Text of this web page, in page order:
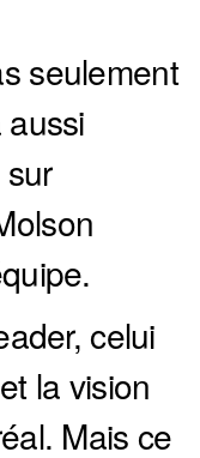
seulement
celui
la vision
Mais ce